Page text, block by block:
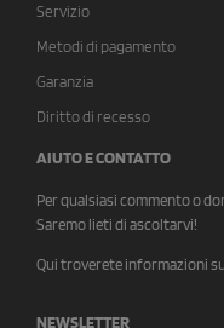
Servizio
Metodi di pagamento
Garanzia
Diritto di recesso
AIUTO E CONTATTO
Per qualsiasi commento o
Saremo lieti di ascoltarvi!
Qui troverete informazioni
NEWSLETTER